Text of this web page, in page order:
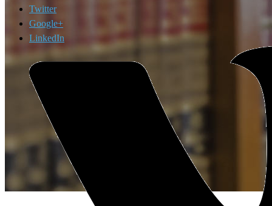
Twitter
Google+
LinkedIn